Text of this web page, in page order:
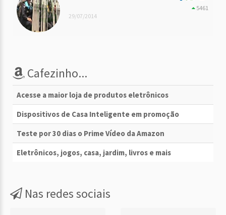
29/07/2014
5461
Cafezinho...
Acesse a maior loja de produtos eletrônicos
Dispositivos de Casa Inteligente em promoção
Teste por 30 dias o Prime Vídeo da Amazon
Eletrônicos, jogos, casa, jardim, livros e mais
Nas redes sociais